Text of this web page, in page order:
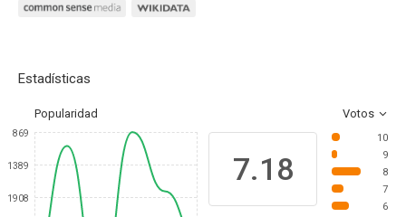
Estadísticas
Popularidad Votos
869
1389
1908
7.18
10
9
8
7
6